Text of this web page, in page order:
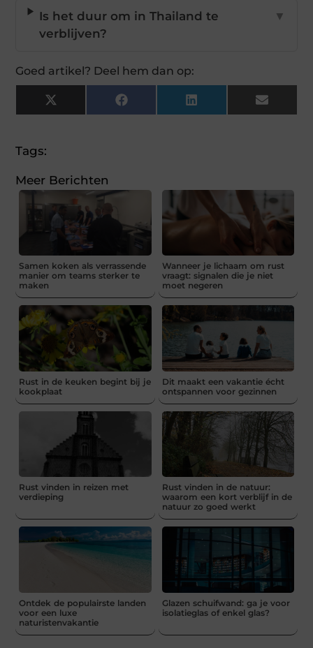
Is het duur om in Thailand te
verblijven?
▼
Goed artikel? Deel hem dan op:
X
(Twitter)
Facebook LinkedIn Email
Tags:
Meer Berichten
Samen koken als verrassende
manier om teams sterker te
maken
Wanneer je lichaam om rust
vraagt: signalen die je niet
moet negeren
Rust in de keuken begint bij je
kookplaat
Dit maakt een vakantie écht
ontspannen voor gezinnen
Rust vinden in reizen met
verdieping
Rust vinden in de natuur:
waarom een kort verblijf in de
natuur zo goed werkt
Ontdek de populairste landen
voor een luxe
naturistenvakantie
Glazen schuifwand: ga je voor
isolatieglas of enkel glas?